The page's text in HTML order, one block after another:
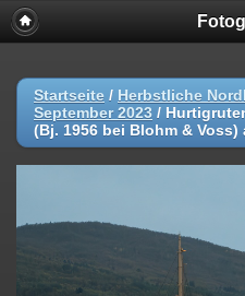
Startseite / Herbstliche
September 2023 /
(Bj. 1956 bei Blohm &